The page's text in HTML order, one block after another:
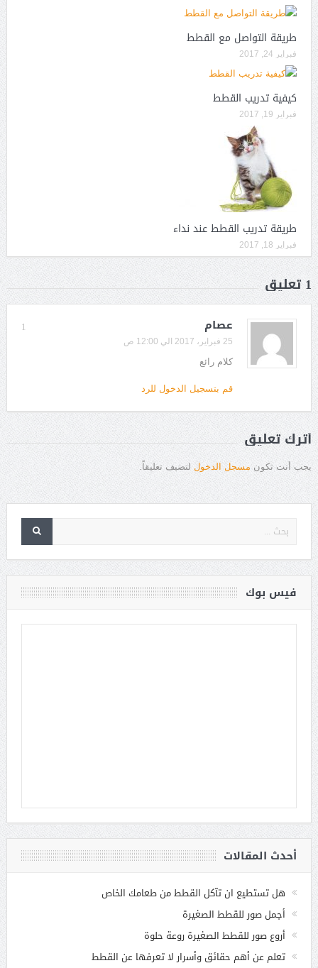
طريقة التواصل مع القطط
فبراير 24, 2017
كيفية تدريب القطط
فبراير 19, 2017
طريقة تدريب القطط عند نداء
فبراير 18, 2017
1 تعليق
1 عصام
25 فبراير، 2017 الي 12:00 ص
كلام رائع
قم بتسجيل الدخول للرد
أترك تعليق
يجب أنت تكون مسجل الدخول لتضيف تعليقاً.
فيس بوك
أحدث المقالات
هل تستطيع ان تآكل القطط من طعامك الخاص
أجمل صور للقطط الصغيرة
أروع صور للقطط الصغيرة روعة حلوة
تعلم عن أهم حقائق وأسرار لا تعرفها عن القطط